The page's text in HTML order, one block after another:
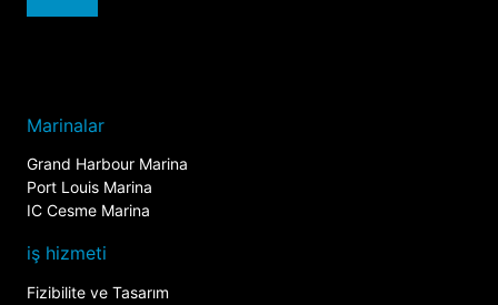
Marinalar
Grand Harbour Marina
Port Louis Marina
IC Cesme Marina
iş hizmeti
Fizibilite ve Tasarım